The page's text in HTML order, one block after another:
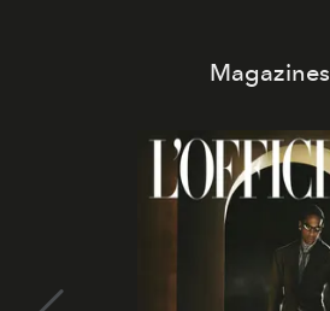
Magazines